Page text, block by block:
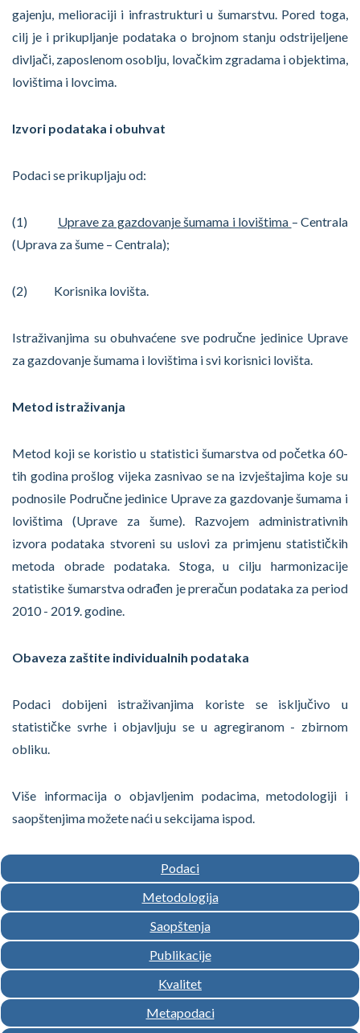
gajenju, melioraciji i infrastrukturi u šumarstvu. Pored toga,
cilj je i prikupljanje podataka o brojnom stanju odstrijeljene
divljači, zaposlenom osoblju, lovačkim zgradama i objektima,
lovištima i lovcima.
Izvori podataka i obuhvat
Podaci se prikupljaju od:
(1) Uprave za gazdovanje šumama i lovištima – Centrala
(Uprava za šume – Centrala);
(2) Korisnika lovišta.
Istraživanjima su obuhvaćene sve područne jedinice Uprave
za gazdovanje šumama i lovištima i svi korisnici lovišta.
Metod istraživanja
Metod koji se koristio u statistici šumarstva od početka 60-
tih godina prošlog vijeka zasnivao se na izvještajima koje su
podnosile Područne jedinice Uprave za gazdovanje šumama i
lovištima (Uprave za šume). Razvojem administrativnih
izvora podataka stvoreni su uslovi za primjenu statističkih
metoda obrade podataka. Stoga, u cilju harmonizacije
statistike šumarstva odrađen je preračun podataka za period
2010 - 2019. godine.
Obaveza zaštite individualnih podataka
Podaci dobijeni istraživanjima koriste se isključivo u
statističke svrhe i objavljuju se u agregiranom - zbirnom
obliku.
Više informacija o objavljenim podacima, metodologiji i
saopštenjima možete naći u sekcijama ispod.
Podaci
Metodologija
Saopštenja
Publikacije
Kvalitet
Metapodaci